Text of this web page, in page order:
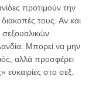
προτιμούν την
τους. Αν και
Μπορεί να μην
αλλά προσφέρει
ευκαιρίες στο σεξ.